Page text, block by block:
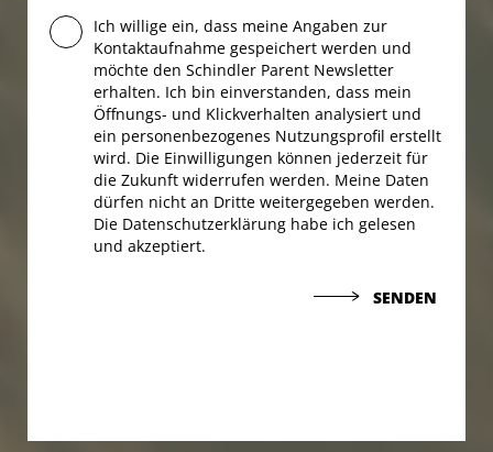
Ich willige ein, dass meine Angaben zur
Kontaktaufnahme gespeichert werden und
möchte den Schindler Parent Newsletter
erhalten. Ich bin einverstanden, dass mein
Öffnungs- und Klickverhalten analysiert und
ein personenbezogenes Nutzungsprofil erstellt
wird. Die Einwilligungen können jederzeit für
die Zukunft widerrufen werden. Meine Daten
dürfen nicht an Dritte weitergegeben werden.
Die Datenschutzerklärung habe ich gelesen
und akzeptiert.
SENDEN